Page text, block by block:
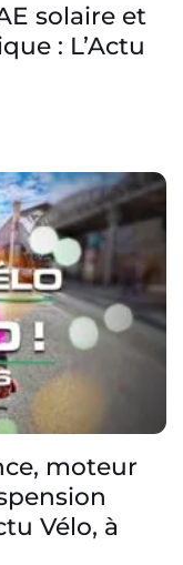
solaire et
: L’Actu
moteur
Vélo, à